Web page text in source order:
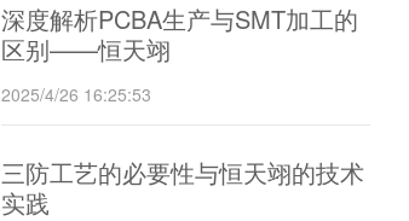
深度解析PCBA生产与SMT加工的
区别——恒天翊
2025/4/26 16:25:53
三防工艺的必要性与恒天翊的技术
实践